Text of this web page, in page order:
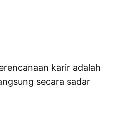
karir adalah
secara sadar